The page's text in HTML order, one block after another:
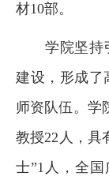
材10部。
学院坚持
建设，形成了
师资队伍。学
教授22 人，具
士”1 人，全